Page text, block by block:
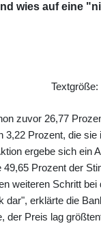
wies auf eine
Textgröße:
zuvor 26,77
Prozent, die
ergebe sich ein
Prozent der
weiteren Schritt
erklärte die
der Preis lag